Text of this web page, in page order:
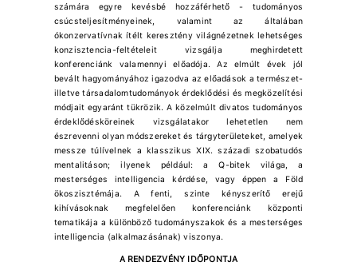
számára egyre kevésbé hozzáférhető - tudományos
csúcsteljesítményeinek, valamint az általában
ókonzervatívnak ítélt keresztény világnézetnek lehetséges
konzisztencia-feltételeit vizsgálja meghirdetett
konferenciánk valamennyi előadója. Az elmúlt évek jól
bevált hagyományához igazodva az előadások a természet-
illetve társadalomtudományok érdeklődési és megközelítési
módjait egyaránt tükrözik. A közelmúlt divatos tudományos
érdeklődésköreinek vizsgálatakor lehetetlen nem
észrevenni olyan módszereket és tárgyterületeket, amelyek
messze túlívelnek a klasszikus XIX. századi szobatudós
mentalitáson; ilyenek például: a Q-bitek világa, a
mesterséges intelligencia kérdése, vagy éppen a Föld
ökoszisztémája. A fenti, szinte kényszerítő erejű
kihívásoknak megfelelően konferenciánk központi
tematikája a különböző tudományszakok és a mesterséges
intelligencia (alkalmazásának) viszonya.
A RENDEZVÉNY IDŐPONTJA